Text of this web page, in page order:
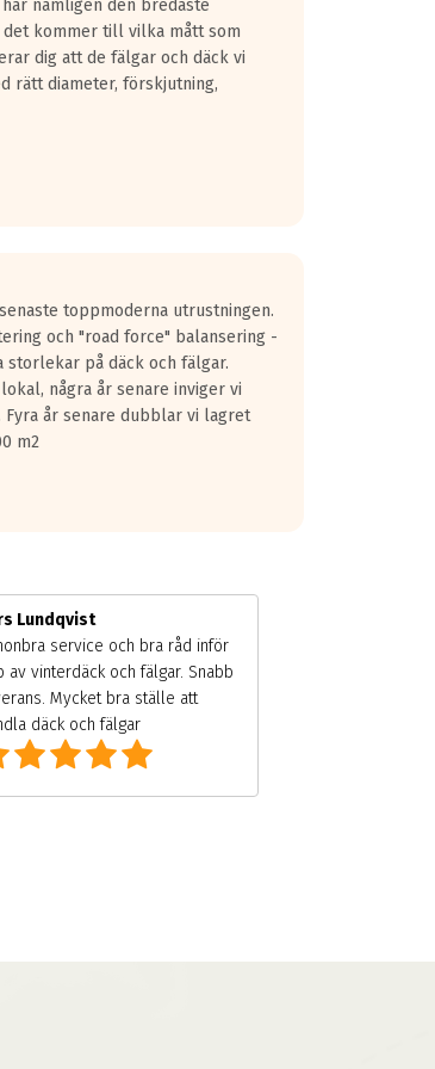
nämligen den bredaste
kommer till vilka mått som
dig att de fälgar och däck vi
rätt diameter, förskjutning,
toppmoderna utrustningen.
och "road force" balansering -
på däck och fälgar.
några år senare inviger vi
år senare dubblar vi lagret
m2
Lundqvist
service och bra råd inför
av vinterdäck och fälgar. Snabb
Mycket bra ställe att
däck och fälgar